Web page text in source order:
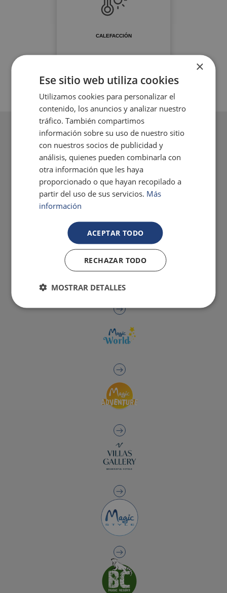
CALEFACCIÓN
×
Ese sitio web utiliza cookies
Utilizamos cookies para personalizar el
contenido, los anuncios y analizar nuestro
tráfico. También compartimos
información sobre su uso de nuestro sitio
con nuestros socios de publicidad y
análisis, quienes pueden combinarla con
otra información que les haya
proporcionado o que hayan recopilado a
partir del uso de sus servicios. Más
información
ACEPTAR TODO
RECHAZAR TODO
MOSTRAR DETALLES